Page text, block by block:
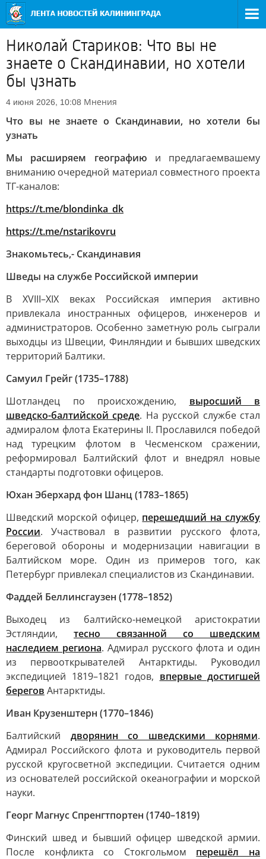
Николай Стариков: Что вы не
знаете о Скандинавии, но хотели
бы узнать
4 июня 2026, 10:08 Мнения
Что вы не знаете о Скандинавии, но хотели бы
узнать
Мы расширяем географию и предлагаемвашему
вниманию очередной материал совместного проекта
ТГ-каналов:
https://t.me/blondinka_dk
https://t.me/nstarikovru
Знакомьтесь,- Скандинавия
Шведы на службе Российской империи
В XVIII–XIX веках Российская империя активно
привлекала иностранных офицеров, инженеров и
администраторов. Особенно заметную роль сыграли
выходцы из Швеции, Финляндии и бывших шведских
территорий Балтики.
Самуил Грейг (1735–1788)
Шотландец по происхождению, выросший в
шведско-балтийской среде. На русской службе стал
адмиралом флота Екатерины II. Прославился победой
над турецким флотом в Чесменском сражении,
реформировал Балтийский флот и внедрял новые
стандарты подготовки офицеров.
Юхан Эберхард фон Шанц (1783–1865)
Шведский морской офицер, перешедший на службу
России. Участвовал в развитии русского флота,
береговой обороны и модернизации навигации в
Балтийском море. Один из примеров того, как
Петербург привлекал специалистов из Скандинавии.
Фаддей Беллинсгаузен (1778–1852)
Выходец из балтийско-немецкой аристократии
Эстляндии, тесно связанной со шведским
наследием региона. Адмирал русского флота и один
из первооткрывателей Антарктиды. Руководил
экспедицией 1819–1821 годов, впервые достигшей
берегов Антарктиды.
Иван Крузенштерн (1770–1846)
Балтийский дворянин со шведскими корнями.
Адмирал Российского флота и руководитель первой
русской кругосветной экспедиции. Считается одним
из основателей российской океанографии и морской
науки.
Георг Магнус Спренгтпортен (1740–1819)
Финский швед и бывший офицер шведской армии.
После конфликта со Стокгольмом перешёл на